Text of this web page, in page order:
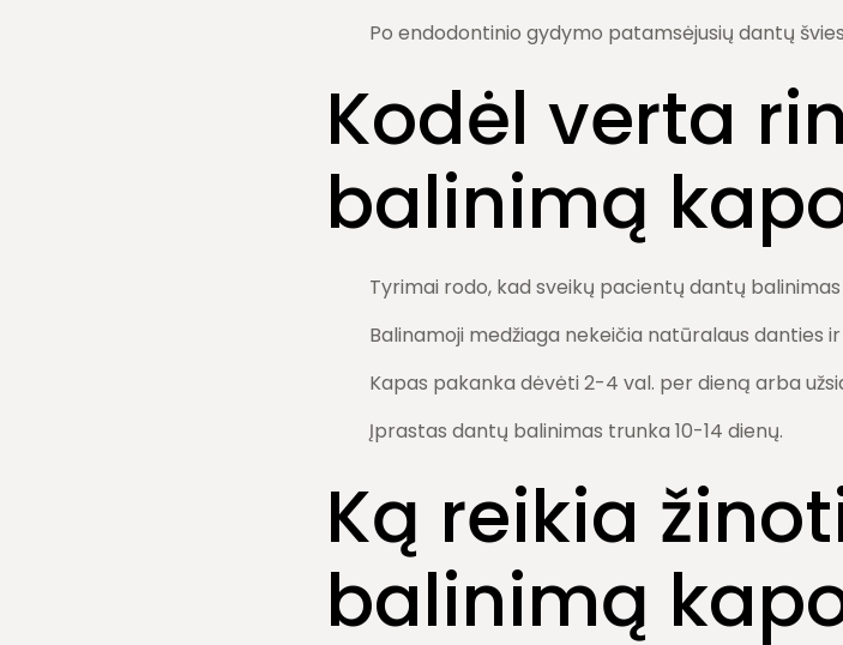
Po endodontinio gydymo patamsėjusių dantų
Kodėl verta
balinimą
Tyrimai rodo, kad sveikų pacientų dantų
Balinamoji medžiaga nekeičia natūralaus danties
Kapas pakanka dėvėti 2-4 val. per dieną arba
Įprastas dantų balinimas trunka 10-14 dienų.
Ką reikia
balinimą